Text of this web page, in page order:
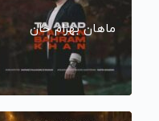
ماهان بهرام خان